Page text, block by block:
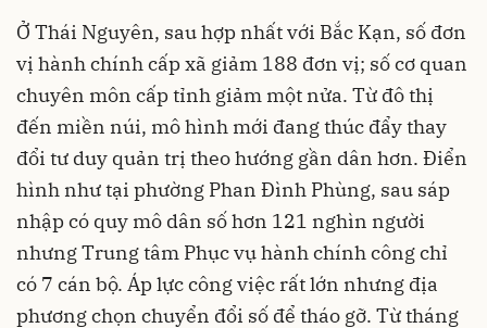
Ở Thái Nguyên, sau hợp nhất với Bắc Kạn, số đơn
vị hành chính cấp xã giảm 188 đơn vị; số cơ quan
chuyên môn cấp tỉnh giảm một nửa. Từ đô thị
đến miền núi, mô hình mới đang thúc đẩy thay
đổi tư duy quản trị theo hướng gần dân hơn. Điển
hình như tại phường Phan Đình Phùng, sau sáp
nhập có quy mô dân số hơn 121 nghìn người
nhưng Trung tâm Phục vụ hành chính công chỉ
có 7 cán bộ. Áp lực công việc rất lớn nhưng địa
phương chọn chuyển đổi số để tháo gỡ. Từ tháng